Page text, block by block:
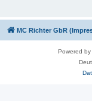
MC Richter GbR
Powered by